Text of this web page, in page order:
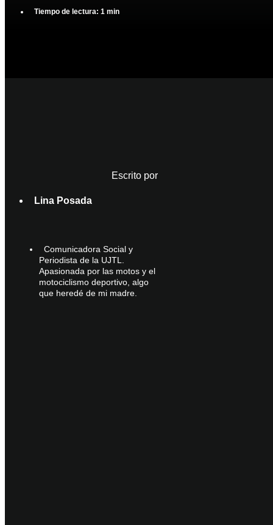
Tiempo de lectura: 1 min
Escrito por
Lina Posada
Comunicadora Social y
Periodista de la UJTL.
Apasionada por las motos y el
motociclismo deportivo, algo
que heredé de mi madre.